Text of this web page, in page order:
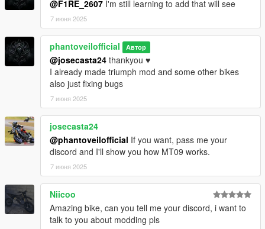
@F1RE_2607 I'm still learning to add that will see
7 июня 2025
phantoveilofficial Автор
@josecasta24 thankyou ♥️
I already made triumph mod and some other bikes
also just fixing bugs
7 июня 2025
josecasta24
@phantoveilofficial If you want, pass me your
discord and I'll show you how MT09 works.
7 июня 2025
Niicoo
Amazing bike, can you tell me your discord, i want to
talk to you about modding pls